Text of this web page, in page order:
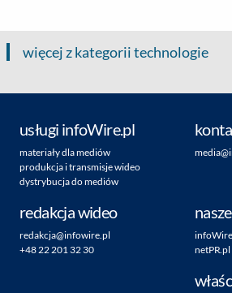
więcej z kategorii technologie
usługi infoWire.pl
materiały dla mediów
produkcja i transmisje wideo
dystrybucja do mediów
redakcja wideo
redakcja@infowire.pl
+48 22 201 32 30
netPR.pl